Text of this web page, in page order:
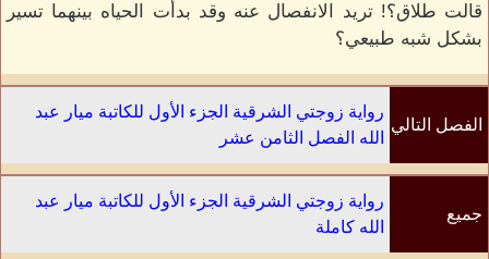
قالت طلاق؟! تريد الانفصال عنه وقد بدأت الحياه بينهما تسير
بشكل شبه طبيعي؟
الفصل التالي
رواية زوجتي الشرقية الجزء الأول للكاتبة ميار عبد
الله الفصل الثامن عشر
جميع
رواية زوجتي الشرقية الجزء الأول للكاتبة ميار عبد
الله كاملة